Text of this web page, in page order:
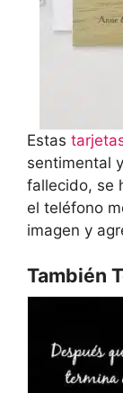
Estas
sentimental
fallecido, se
el teléfono
imagen y
También